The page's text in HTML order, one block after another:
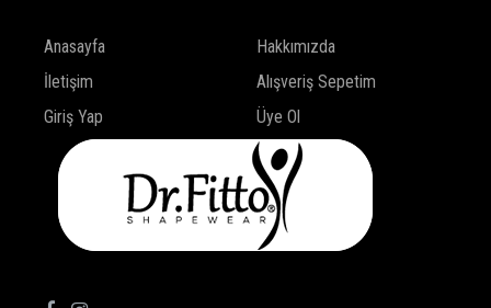
Anasayfa
Hakkımızda
İletişim
Alışveriş Sepetim
Giriş Yap
Üye Ol